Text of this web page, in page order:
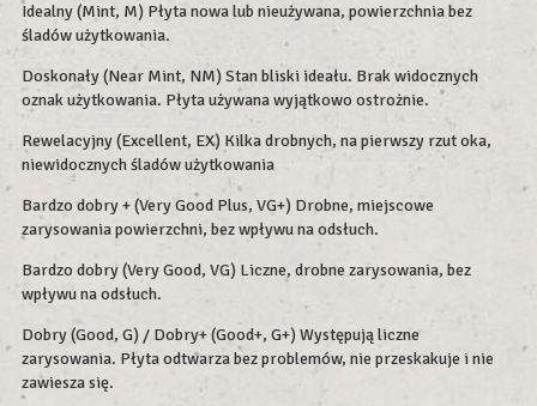
Idealny (Mint, M) Płyta nowa lub nieużywana, powierzchnia bez
śladów użytkowania.
Doskonały (Near Mint, NM) Stan bliski ideału. Brak widocznych
oznak użytkowania. Płyta używana wyjątkowo ostrożnie.
Rewelacyjny (Excellent, EX) Kilka drobnych, na pierwszy rzut oka,
niewidocznych śladów użytkowania
Bardzo dobry + (Very Good Plus, VG+) Drobne, miejscowe
zarysowania powierzchni, bez wpływu na odsłuch.
Bardzo dobry (Very Good, VG) Liczne, drobne zarysowania, bez
wpływu na odsłuch.
Dobry (Good, G) / Dobry+ (Good+, G+) Występują liczne
zarysowania. Płyta odtwarza bez problemów, nie przeskakuje i nie
zawiesza się.